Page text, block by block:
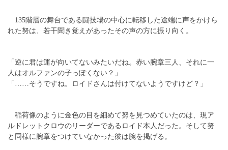
135階層の舞台である闘技場の中心に転移した途端に声をかけら
れた努は、若干聞き覚えがあったその声の方に振り向く。
「逆に君は運が向いてないみたいだね。赤い腕章三人、それに一
人はオルファンの子っぽくない？」
「……そうですね。ロイドさんは付けてないようですけど？」
稲荷像のように金色の目を細めて努を見つめていたのは、現ア
ルドレットクロウのリーダーであるロイド本人だった。そして努
と同様に腕章をつけていなかった彼は腕を掲げる。